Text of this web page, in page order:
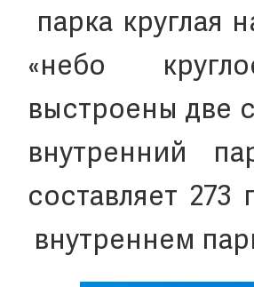
парка круглая
«небо
выстроены две
внутренний
составляет 273
внутреннем